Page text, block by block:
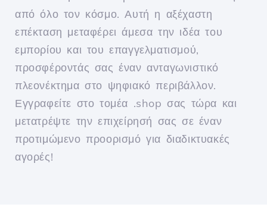
από όλο τον κόσμο. Αυτή η αξέχαστη
επέκταση μεταφέρει άμεσα την ιδέα του
εμπορίου και του επαγγελματισμού,
προσφέροντάς σας έναν ανταγωνιστικό
πλεονέκτημα στο ψηφιακό περιβάλλον.
Εγγραφείτε στο τομέα .shop σας τώρα και
μετατρέψτε την επιχείρησή σας σε έναν
προτιμώμενο προορισμό για διαδικτυακές
αγορές!